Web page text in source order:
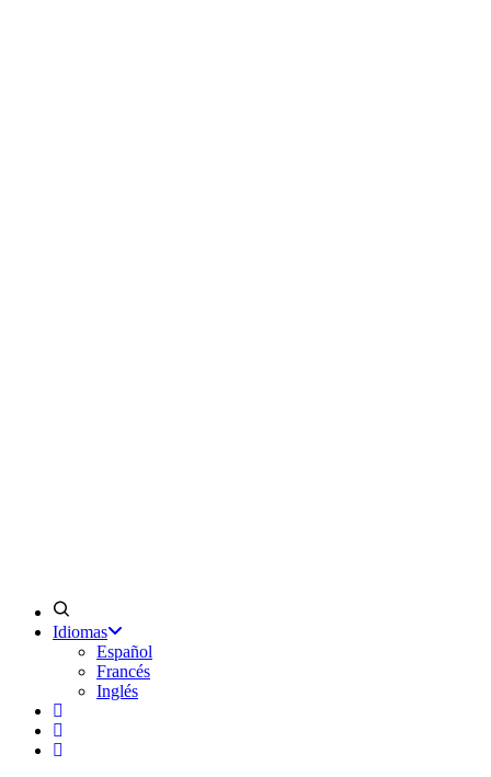
Idiomas
Español
Francés
Inglés